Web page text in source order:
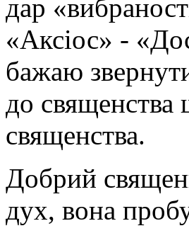
дар
«Аксіос» -
бажаю
до священства
священства.
Добрий
дух, вона